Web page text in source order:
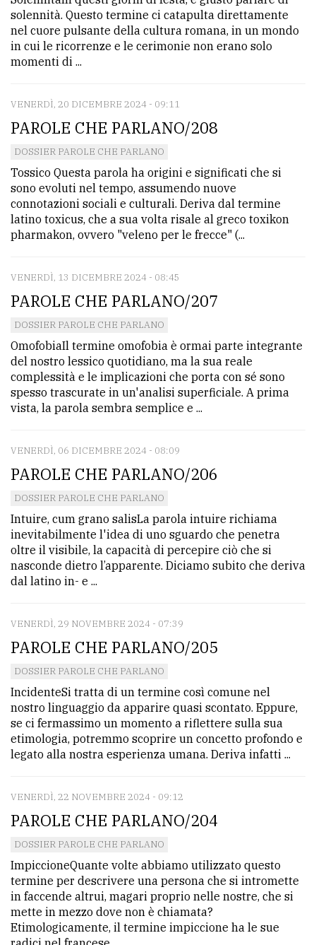
solennità. Questo termine ci catapulta direttamente
nel cuore pulsante della cultura romana, in un mondo
in cui le ricorrenze e le cerimonie non erano solo
momenti di ...
VENERDÌ, 20 DICEMBRE 2024 - 09:11
PAROLE CHE PARLANO/208
DOSSIER PAROLE CHE PARLANO
Tossico Questa parola ha origini e significati che si
sono evoluti nel tempo, assumendo nuove
connotazioni sociali e culturali. Deriva dal termine
latino toxicus, che a sua volta risale al greco toxikon
pharmakon, ovvero "veleno per le frecce" (...
VENERDÌ, 13 DICEMBRE 2024 - 08:45
PAROLE CHE PARLANO/207
DOSSIER PAROLE CHE PARLANO
OmofobiaIl termine omofobia è ormai parte integrante
del nostro lessico quotidiano, ma la sua reale
complessità e le implicazioni che porta con sé sono
spesso trascurate in un'analisi superficiale. A prima
vista, la parola sembra semplice e ...
VENERDÌ, 06 DICEMBRE 2024 - 08:09
PAROLE CHE PARLANO/206
DOSSIER PAROLE CHE PARLANO
Intuire, cum grano salisLa parola intuire richiama
inevitabilmente l'idea di uno sguardo che penetra
oltre il visibile, la capacità di percepire ciò che si
nasconde dietro l’apparente. Diciamo subito che deriva
dal latino in- e ...
VENERDÌ, 29 NOVEMBRE 2024 - 07:39
PAROLE CHE PARLANO/205
DOSSIER PAROLE CHE PARLANO
IncidenteSi tratta di un termine così comune nel
nostro linguaggio da apparire quasi scontato. Eppure,
se ci fermassimo un momento a riflettere sulla sua
etimologia, potremmo scoprire un concetto profondo e
legato alla nostra esperienza umana. Deriva infatti ...
VENERDÌ, 22 NOVEMBRE 2024 - 09:12
PAROLE CHE PARLANO/204
DOSSIER PAROLE CHE PARLANO
ImpiccioneQuante volte abbiamo utilizzato questo
termine per descrivere una persona che si intromette
in faccende altrui, magari proprio nelle nostre, che si
mette in mezzo dove non è chiamata?
Etimologicamente, il termine impiccione ha le sue